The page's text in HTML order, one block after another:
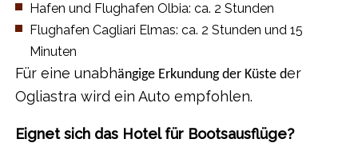
​Hafen und Flughafen Olbia: ca. 2 Stunden
​Flughafen Cagliari Elmas: ca. 2 Stunden und 15
Minuten
​Für eine unabhängige Erkundung der Küste der
Ogliastra wird ein Auto empfohlen.
Eignet sich das Hotel für Bootsausflüge?